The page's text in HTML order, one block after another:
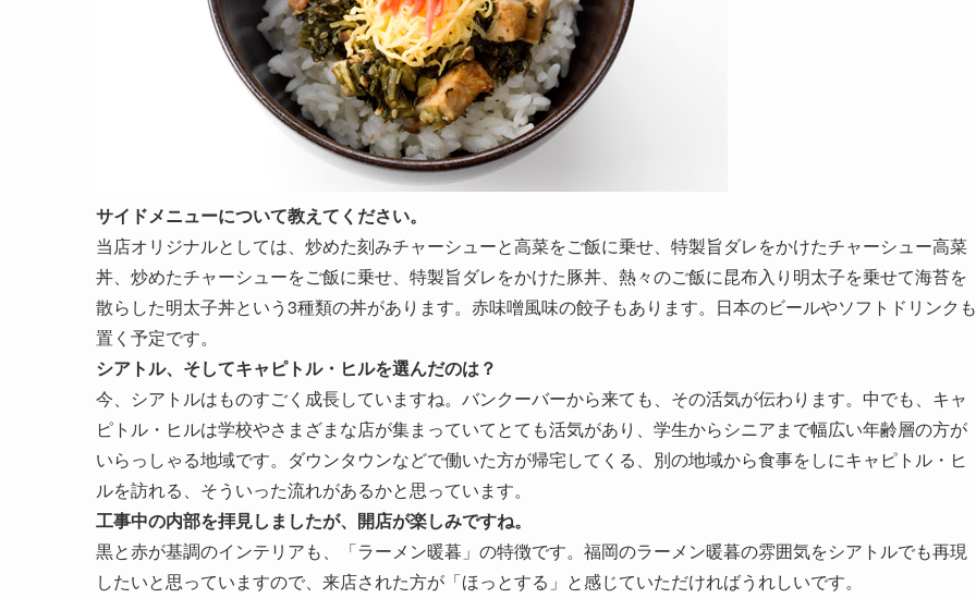
サイドメニューについて教えてください。
当店オリジナルとしては、炒めた刻みチャーシューと高菜をご飯に乗せ、特製旨ダレをかけたチャーシュー高菜
丼、炒めたチャーシューをご飯に乗せ、特製旨ダレをかけた豚丼、熱々のご飯に昆布入り明太子を乗せて海苔を
散らした明太子丼という3種類の丼があります。赤味噌風味の餃子もあります。日本のビールやソフトドリンクも
置く予定です。
シアトル、そしてキャピトル・ヒルを選んだのは？
今、シアトルはものすごく成長していますね。バンクーバーから来ても、その活気が伝わります。中でも、キャ
ピトル・ヒルは学校やさまざまな店が集まっていてとても活気があり、学生からシニアまで幅広い年齢層の方が
いらっしゃる地域です。ダウンタウンなどで働いた方が帰宅してくる、別の地域から食事をしにキャピトル・ヒ
ルを訪れる、そういった流れがあるかと思っています。
工事中の内部を拝見しましたが、開店が楽しみですね。
黒と赤が基調のインテリアも、「ラーメン暖暮」の特徴です。福岡のラーメン暖暮の雰囲気をシアトルでも再現
したいと思っていますので、来店された方が「ほっとする」と感じていただければうれしいです。